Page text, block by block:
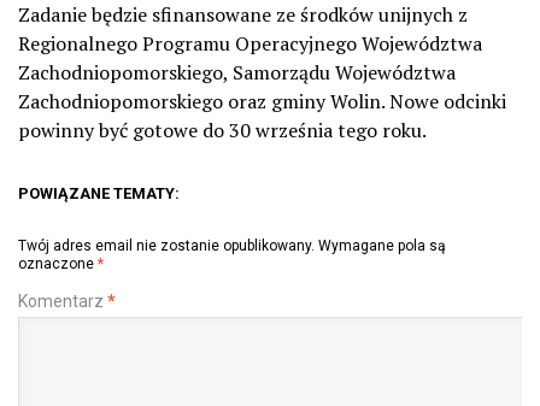
Zadanie będzie sfinansowane ze środków unijnych z
Regionalnego Programu Operacyjnego Województwa
Zachodniopomorskiego, Samorządu Województwa
Zachodniopomorskiego oraz gminy Wolin. Nowe odcinki
powinny być gotowe do 30 września tego roku.
POWIĄZANE TEMATY:
Twój adres email nie zostanie opublikowany. Wymagane pola są
oznaczone *
Komentarz *